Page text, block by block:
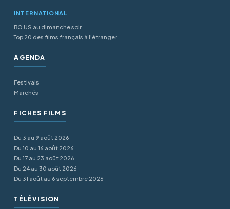
INTERNATIONAL
BO US au dimanche soir
Top 20 des films français à l’étranger
AGENDA
Festivals
Marchés
FICHES FILMS
Du 3 au 9 août 2026
Du 10 au 16 août 2026
Du 17 au 23 août 2026
Du 24 au 30 août 2026
Du 31 août au 6 septembre 2026
TÉLÉVISION